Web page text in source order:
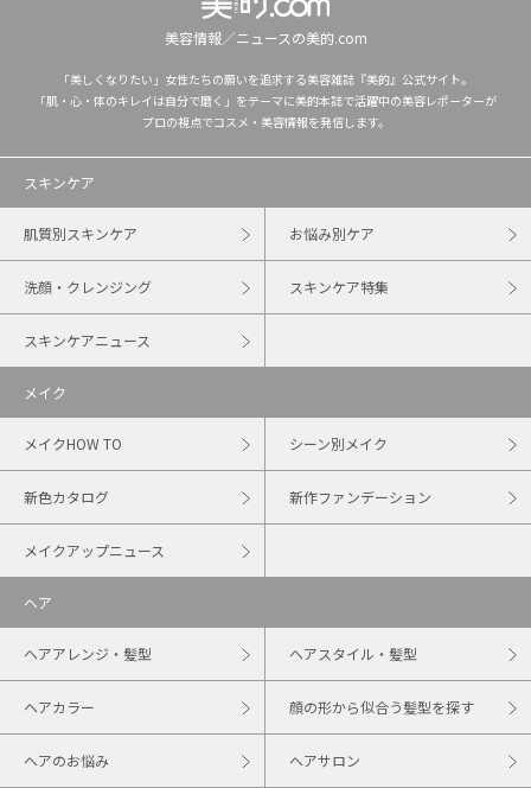
美容情報／ニュースの美的.com
「美しくなりたい」女性たちの願いを追求する美容雑誌『美的』公式サイト。
「肌・心・体のキレイは自分で磨く」をテーマに美的本誌で活躍中の美容レポーターが
プロの視点でコスメ・美容情報を発信します。
スキンケア
肌質別スキンケア お悩み別ケア
洗顔・クレンジング スキンケア特集
スキンケアニュース
メイク
メイクHOW TO シーン別メイク
新色カタログ 新作ファンデーション
メイクアップニュース
ヘア
ヘアアレンジ・髪型 ヘアスタイル・髪型
ヘアカラー 顔の形から似合う髪型を探す
ヘアのお悩み ヘアサロン